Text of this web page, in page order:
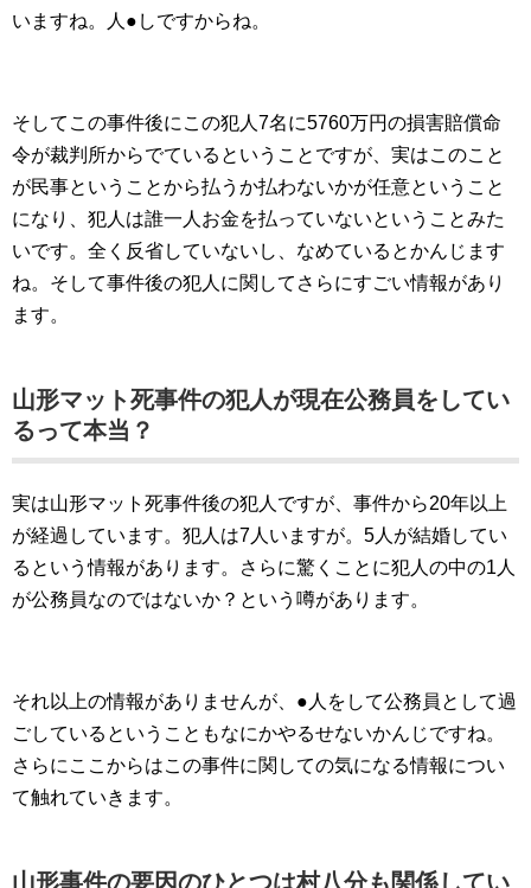
いますね。人●しですからね。
そしてこの事件後にこの犯人7名に5760万円の損害賠償命
令が裁判所からでているということですが、実はこのこと
が民事ということから払うか払わないかが任意ということ
になり、犯人は誰一人お金を払っていないということみた
いです。全く反省していないし、なめているとかんじます
ね。そして事件後の犯人に関してさらにすごい情報があり
ます。
山形マット死事件の犯人が現在公務員をしてい
るって本当？
実は山形マット死事件後の犯人ですが、事件から20年以上
が経過しています。犯人は7人いますが。5人が結婚してい
るという情報があります。さらに驚くことに犯人の中の1人
が公務員なのではないか？という噂があります。
それ以上の情報がありませんが、●人をして公務員として過
ごしているということもなにかやるせないかんじですね。
さらにここからはこの事件に関しての気になる情報につい
て触れていきます。
山形事件の要因のひとつは村八分も関係してい